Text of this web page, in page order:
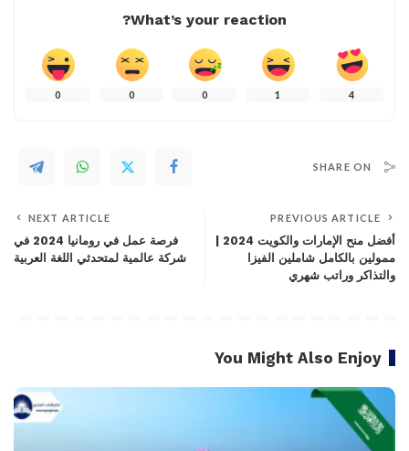
What’s your reaction?
4
1
0
0
0
SHARE ON
PREVIOUS ARTICLE
ممولين بالكامل شاملين الفيزا
والتذاكر وراتب شهري
NEXT ARTICLE
فرصة عمل في رومانيا 2024 في
شركة عالمية لمتحدثي اللغة العربية
You Might Also Enjoy